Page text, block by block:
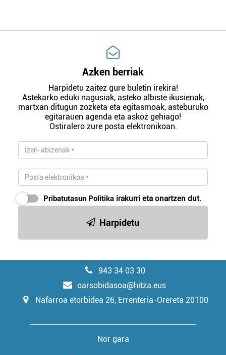
Azken berriak
Harpidetu zaitez gure buletin irekira!
Astekarko eduki nagusiak, asteko albiste ikusienak,
martxan ditugun zozketa eta egitasmoak, asteburuko
egitarauen agenda eta askoz gehiago!
Ostiralero zure posta elektronikoan.
Pribatutasun Politika irakurri eta onartzen dut.
Harpidetu
943 34 03 30
oarsobidasoa@hitza.eus
Nafarroa etorbidea 26, Errenteria-Orereta 20100
Nor gara